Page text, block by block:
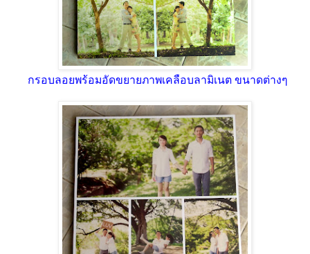
กรอบลอยพร้อมอัดขยายภาพเคลือบลามิเนต ขนาดต่างๆ